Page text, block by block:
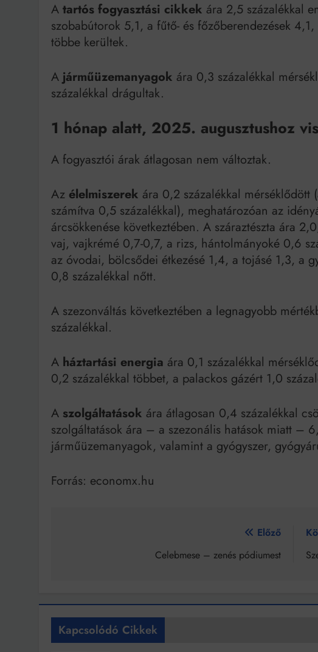
A tartós fogyasztási cikkek ára 2,5 százalékkal
szobabútorok 5,1, a fűtő- és főzőberendezések
többe kerültek.
A járműüzemanyagok ára 0,3 százalékkal
százalékkal drágultak.
1 hónap alatt, 2025. augusztushoz
A fogyasztói árak átlagosan nem változtak.
Az élelmiszerek ára 0,2 százalékkal mérséklődött
számítva 0,5 százalékkal), meghatározóan az
árcsökkenése következtében. A száraztészta ára
vaj, vajkrémé 0,7-0,7, a rizs, hántolmányoké 0,6
az óvodai, bölcsődei étkezésé 1,4, a tojásé 1,3, a
0,8 százalékkal nőtt.
A szezonváltás következtében a legnagyobb
százalékkal.
A háztartási energia ára 0,1 százalékkal
0,2 százalékkal többet, a palackos gázért 1,0
A szolgáltatások ára átlagosan 0,4 százalékkal
szolgáltatások ára – a szezonális hatások miatt –
járműüzemanyagok, valamint a gyógyszer,
Forrás: economx.hu
Előző
Celebmese – zenés pódiumest
Kapcsolódó Cikkek